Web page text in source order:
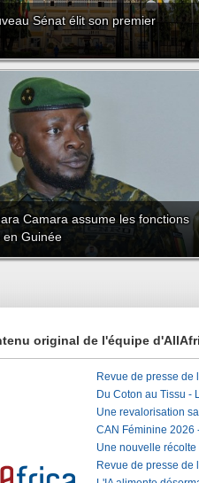
Sénat élit son premier
Camara assume les fonctions
en Guinée
original de l'équipe
Revue de presse de
Du Coton au Tissu -
Une revalorisation
CAN Féminine 2026
Une nouvelle
Revue de presse de